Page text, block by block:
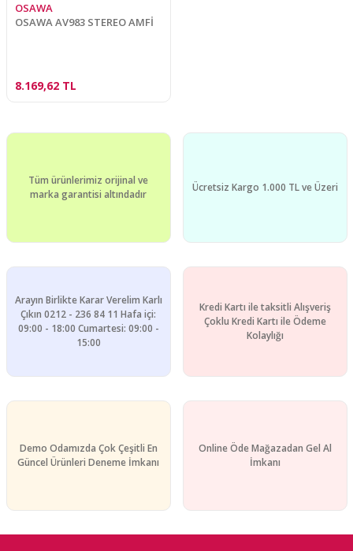
OSAWA
OSAWA AV983 STEREO AMFİ
8.169,62 TL
Tüm ürünlerimiz orijinal ve
marka garantisi altındadır
Ücretsiz Kargo 1.000 TL ve Üzeri
Arayın Birlikte Karar Verelim Karlı
Çıkın 0212 - 236 84 11 Hafa içi:
09:00 - 18:00 Cumartesi: 09:00 -
15:00
Kredi Kartı ile taksitli Alışveriş
Çoklu Kredi Kartı ile Ödeme
Kolaylığı
Demo Odamızda Çok Çeşitli En
Güncel Ürünleri Deneme İmkanı
Online Öde Mağazadan Gel Al
İmkanı